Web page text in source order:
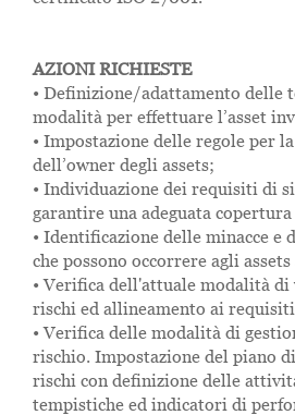
AZIONI RICHIESTE
• Definizione/adattamento delle
modalità per effettuare l’asset
• Impostazione delle regole per
dell’owner degli assets;
• Individuazione dei requisiti di
garantire una adeguata
• Identificazione delle minacce e
che possono occorrere agli
• Verifica dell'attuale modalità di
rischi ed allineamento ai
• Verifica delle modalità di
rischio. Impostazione del piano
rischi con definizione delle
tempistiche ed indicatori di